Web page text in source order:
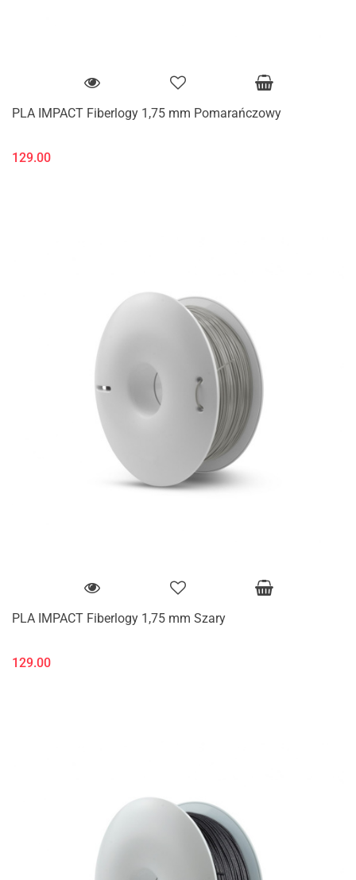
PLA IMPACT Fiberlogy 1,75 mm Pomarańczowy
129.00
PLA IMPACT Fiberlogy 1,75 mm Szary
129.00